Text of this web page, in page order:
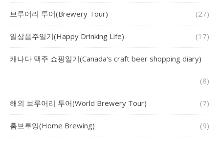
브루어리 투어(Brewery Tour) (27)
일상음주일기(Happy Drinking Life) (17)
캐나다 맥주 쇼핑일기(Canada's craft beer shopping diary)
(8)
해외 브루어리 투어(World Brewery Tour) (7)
홈브루잉(Home Brewing) (9)